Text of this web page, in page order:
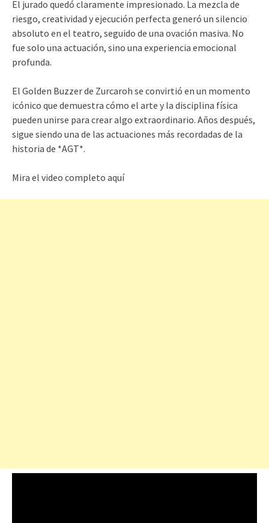
El jurado quedó claramente impresionado. La mezcla de
riesgo, creatividad y ejecución perfecta generó un silencio
absoluto en el teatro, seguido de una ovación masiva. No
fue solo una actuación, sino una experiencia emocional
profunda.
El Golden Buzzer de Zurcaroh se convirtió en un momento
icónico que demuestra cómo el arte y la disciplina física
pueden unirse para crear algo extraordinario. Años después,
sigue siendo una de las actuaciones más recordadas de la
historia de *AGT*.
Mira el video completo aquí